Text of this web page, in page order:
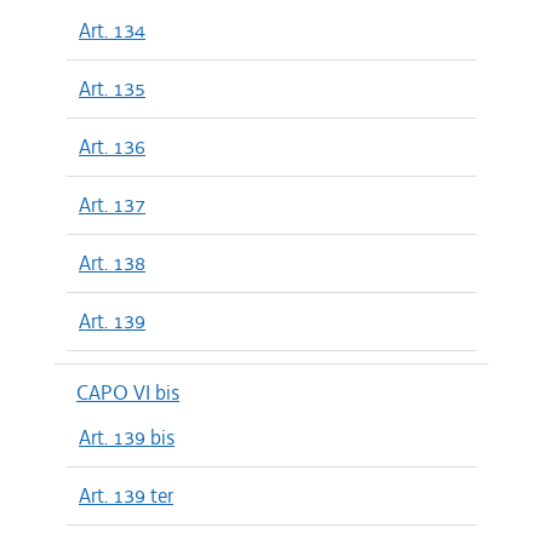
Art. 134
Art. 135
Art. 136
Art. 137
Art. 138
Art. 139
CAPO VI bis
Art. 139 bis
Art. 139 ter